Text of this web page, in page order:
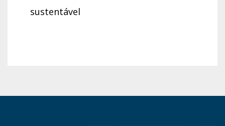
sustentável